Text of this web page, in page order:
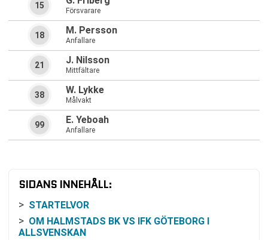
Försvarare
15
M. Persson
Anfallare
18
J. Nilsson
Mittfältare
21
W. Lykke
Målvakt
38
E. Yeboah
Anfallare
99
SIDANS INNEHÅLL:
STARTELVOR
OM HALMSTADS BK VS IFK GÖTEBORG I
ALLSVENSKAN